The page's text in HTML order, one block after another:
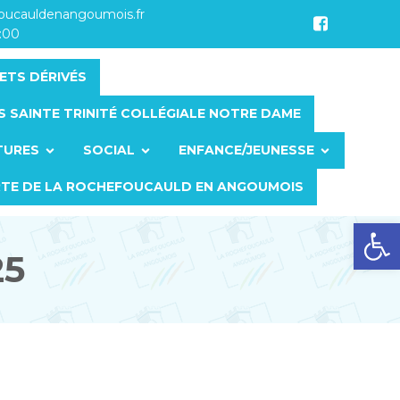
Ouvrir la barre d’outils
DÉRIVÉS
SAINTE TRINITÉ COLLÉGIALE NOTRE DAME
SOCIAL ENFANCE/JEUNESSE
DE LA ROCHEFOUCAULD EN ANGOUMOIS